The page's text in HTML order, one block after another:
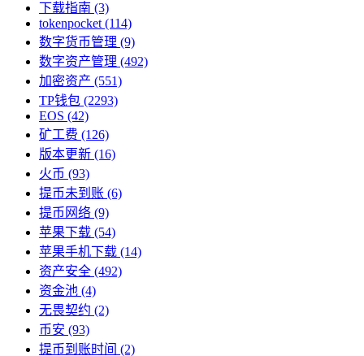
下载指南 (3)
tokenpocket (114)
数字货币管理 (9)
数字资产管理 (492)
加密资产 (551)
TP钱包 (2293)
EOS (42)
矿工费 (126)
版本更新 (16)
火币 (93)
提币未到账 (6)
提币网络 (9)
苹果下载 (54)
苹果手机下载 (14)
资产安全 (492)
资金池 (4)
无畏契约 (2)
币安 (93)
提币到账时间 (2)